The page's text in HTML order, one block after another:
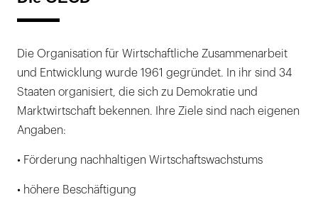
Die Organisation für Wirtschaftliche Zusammenarbeit
und Entwicklung wurde 1961 gegründet. In ihr sind 34
Staaten organisiert, die sich zu Demokratie und
Marktwirtschaft bekennen. Ihre Ziele sind nach eigenen
Angaben:
• Förderung nachhaltigen Wirtschaftswachstums
• höhere Beschäftigung